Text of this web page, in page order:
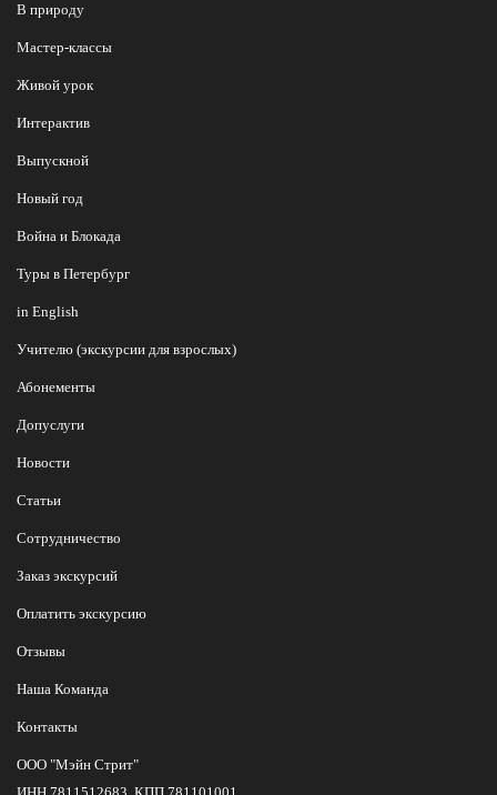
В природу
Мастер-классы
Живой урок
Интерактив
Выпускной
Новый год
Война и Блокада
Туры в Петербург
in English
Учителю (экскурсии для взрослых)
Абонементы
Допуслуги
Новости
Статьи
Сотрудничество
Заказ экскурсий
Оплатить экскурсию
Отзывы
Наша Команда
Контакты
ООО "Мэйн Стрит"